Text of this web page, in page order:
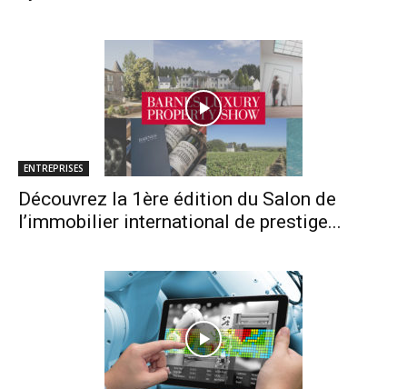
ENTREPRISES
Découvrez la 1ère édition du Salon de
l’immobilier international de prestige...